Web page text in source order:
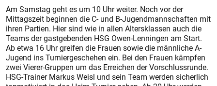
Am Samstag geht es um 10 Uhr weiter. Noch vor der
Mittagszeit beginnen die C- und B-Jugendmannschaften mit
ihren Partien. Hier sind wie in allen Altersklassen auch die
Teams der gastgebenden HSG Owen-Lenningen am Start.
Ab etwa 16 Uhr greifen die Frauen sowie die männliche A-
Jugend ins Turniergeschehen ein. Bei den Frauen kämpfen
zwei Vierer-Gruppen um das Erreichen der Vorschlussrunde.
HSG-Trainer Markus Weisl und sein Team werden sicherlich